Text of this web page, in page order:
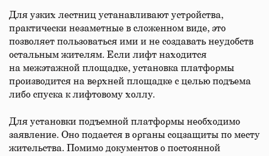
Для узких лестниц устанавливают устройства,
практически незаметные в сложенном виде, это
позволяет пользоваться ими и не создавать неудобств
остальным жителям. Если лифт находится
на межэтажной площадке, установка платформы
производится на верхней площадке с целью подъема
либо спуска к лифтовому холлу.
Для установки подъемной платформы необходимо
заявление. Оно подается в органы соцзащиты по месту
жительства. Помимо документов о постоянной